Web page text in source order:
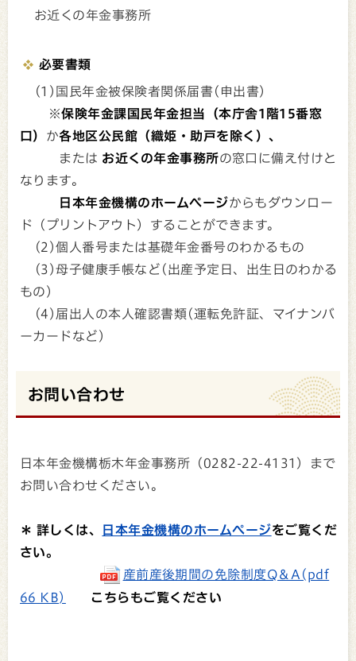
お近くの年金事務所
必要書類
(1)国民年金被保険者関係届書(申出書)
※保険年金課国民年金担当（本庁舎1階15番窓
口） か各地区公民館（織姫・助戸を除く）、
または お近くの年金事務所の窓口に備え付けと
なります。
日本年金機構のホームページからもダウンロー
ド（プリントアウト）することができます。
(2)個人番号または基礎年金番号のわかるもの
(3)母子健康手帳など(出産予定日、出生日のわかる
もの)
(4)届出人の本人確認書類(運転免許証、マイナンバ
ーカードなど)
お問い合わせ
日本年金機構栃木年金事務所（0282-22-4131）まで
お問い合わせください。
＊ 詳しくは、 日本年金機構のホームページをご覧くだ
さい。
産前産後期間の免除制度Q＆A(pdf
66 KB)
こちらもご覧ください